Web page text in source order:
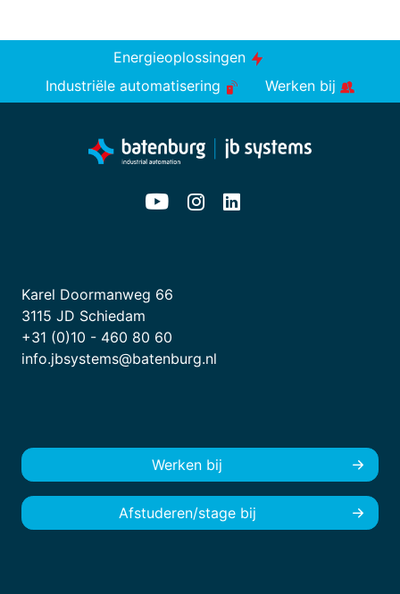
Energieoplossingen
Industriële automatisering
Werken bij
Karel Doormanweg 66
3115 JD Schiedam
+31 (0)10 - 460 80 60
info.jbsystems@batenburg.nl
Werken bij
Afstuderen/stage bij